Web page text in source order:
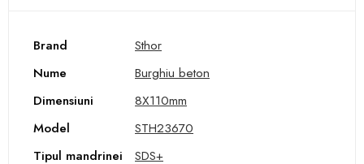
Brand
Sthor
Nume
Burghiu beton
Dimensiuni
8X110mm
Model
STH23670
Tipul mandrinei
SDS+